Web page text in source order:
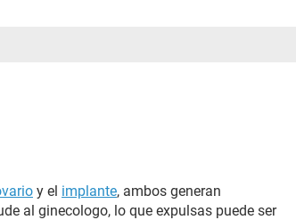
y el implante, ambos generan
al ginecologo, lo que expulsas puede ser